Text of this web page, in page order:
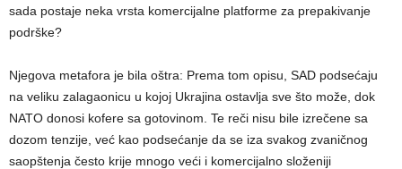
sada postaje neka vrsta komercijalne platforme za prepakivanje
podrške?
Njegova metafora je bila oštra: Prema tom opisu, SAD podsećaju
na veliku zalagaonicu u kojoj Ukrajina ostavlja sve što može, dok
NATO donosi kofere sa gotovinom. Te reči nisu bile izrečene sa
dozom tenzije, već kao podsećanje da se iza svakog zvaničnog
saopštenja često krije mnogo veći i komercijalno složeniji